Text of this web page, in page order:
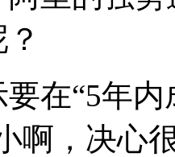
“5年内
啊，决心